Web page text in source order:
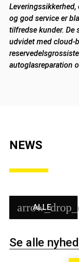
og god service er
tilfredse kunder. De
udvidet med cloud-
autoglasreparation
NEWS
ALLE
Se alle